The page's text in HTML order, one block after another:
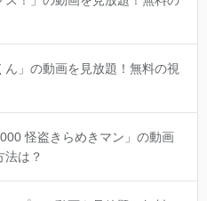
」の動画を見放題！無料の視
怪盗きらめきマン」の動画
法は？